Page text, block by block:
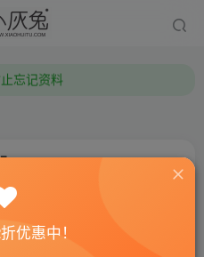
本站已开启QQ微信快速登录 ,拥有本站会员用户及时请问个人中心绑定！
优惠中！